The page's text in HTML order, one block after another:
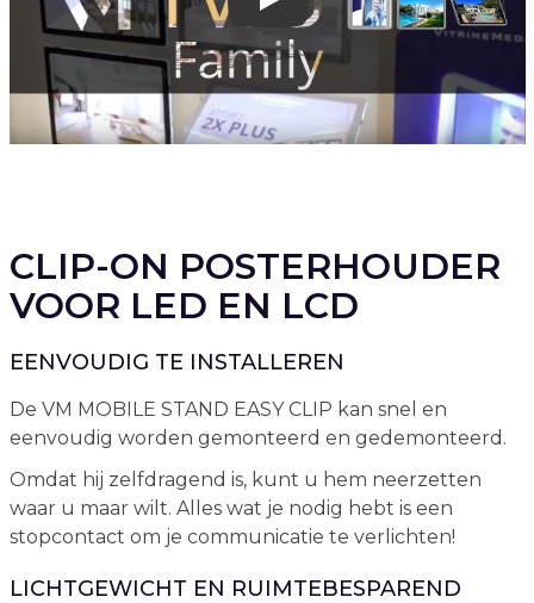
Play
CLIP-ON POSTERHOUDER
VOOR LED EN LCD
EENVOUDIG TE INSTALLEREN
De VM MOBILE STAND EASY CLIP kan snel en
eenvoudig worden gemonteerd en gedemonteerd.
Omdat hij zelfdragend is, kunt u hem neerzetten
waar u maar wilt. Alles wat je nodig hebt is een
stopcontact om je communicatie te verlichten!
LICHTGEWICHT EN RUIMTEBESPAREND